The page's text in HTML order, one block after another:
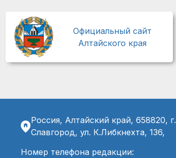
Официальный сайт
Алтайского края
Россия, Алтайский край, 658820, г.
Славгород, ул. К.Либкнехта, 136,
Номер телефона редакции: